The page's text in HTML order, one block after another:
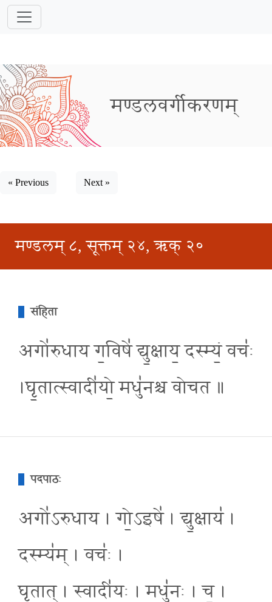
मण्डलवर्गीकरणम्
« Previous Next »
मण्डलम् ८, सूक्तम् २४, ऋक् २०
संहिता
अगो॑रुधाय ग॒विषे॑ द्यु॒क्षाय॒ दस्म्यं॒ वचः॑
।घृ॒तात्स्वादी॑यो॒ मधु॑नश्च वोचत ॥
पदपाठः
अगो॑ऽरुधाय । गो॒ऽइषे॑ । द्यु॒क्षाय॑ ।
दस्म्य॑म् । वचः॑ ।
घृ॒तात् । स्वादी॑यः । मधु॑नः । च॒ ।